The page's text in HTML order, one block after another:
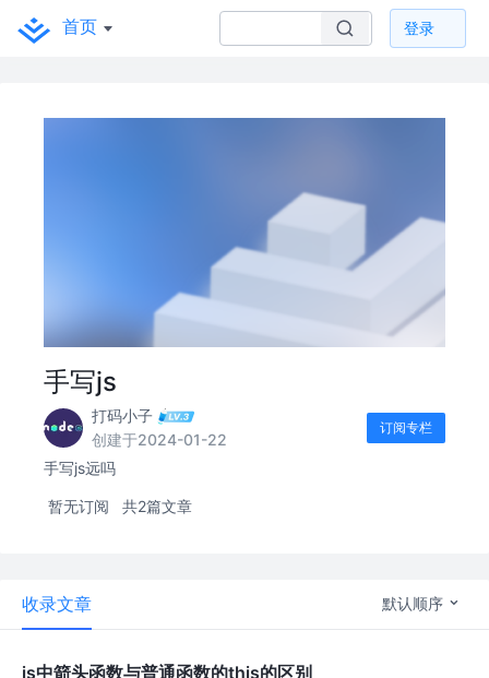
首页 登录
手写js
打码小子
创建于2024-01-22
订阅专栏
手写js远吗
暂无订阅 共2篇文章
收录文章 默认顺序
js中箭头函数与普通函数的this的区别